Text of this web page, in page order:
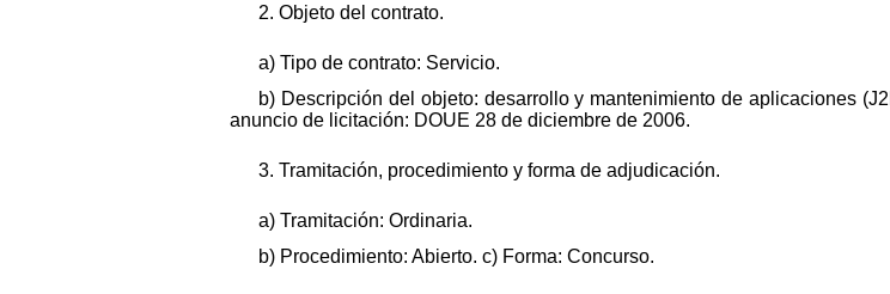
2. Objeto del contrato.
a) Tipo de contrato: Servicio.
b) Descripción del objeto: desarrollo y mantenimiento de aplicaciones
anuncio de licitación: DOUE 28 de diciembre de 2006.
3. Tramitación, procedimiento y forma de adjudicación.
a) Tramitación: Ordinaria.
b) Procedimiento: Abierto. c) Forma: Concurso.